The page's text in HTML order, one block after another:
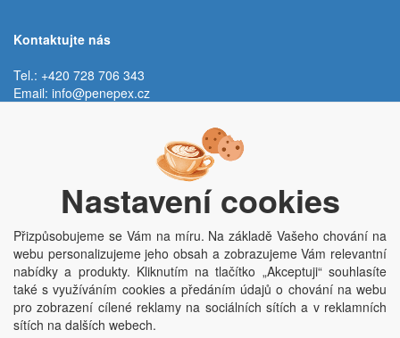
Kontaktujte nás
Tel.: +420 728 706 343
Email: info@penepex.cz
Trávník 2076, 686 03 Staré Město
Copyright © Penepex s.r.o. 2025, powered byABRA E-shop
Penepex s.r.o., Za Špicí 1798, 686 03 Staré Město; IČO: 03220923; DIČ:
Nastavení cookies
Přizpůsobujeme se Vám na míru. Na základě Vašeho chování na
webu personalizujeme jeho obsah a zobrazujeme Vám relevantní
nabídky a produkty. Kliknutím na tlačítko „Akceptuji“ souhlasíte
také s využíváním cookies a předáním údajů o chování na webu
pro zobrazení cílené reklamy na sociálních sítích a v reklamních
sítích na dalších webech.